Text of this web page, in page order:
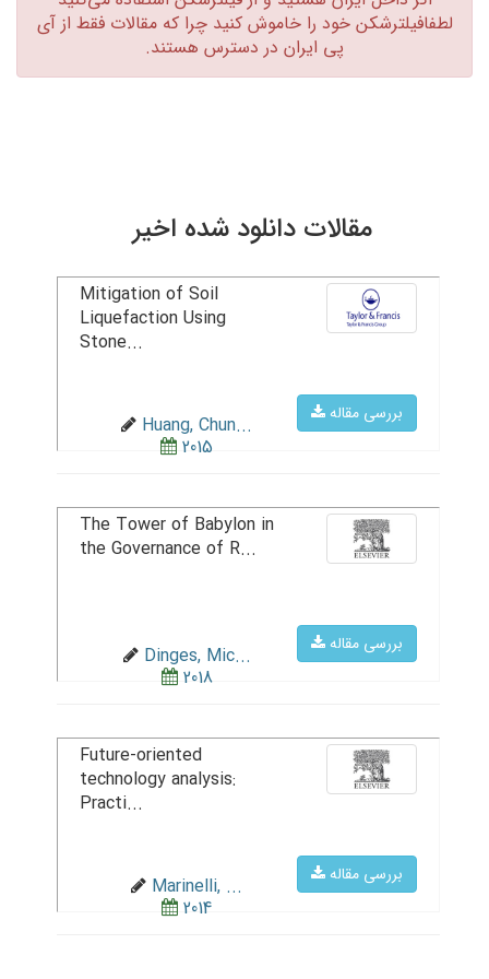
لطفافیلترشکن خود را خاموش کنید چرا که مقالات فقط از آی
پی ایران در دسترس هستند.‏
مقالات دانلود شده اخیر
بررسی مقاله
Mitigation of Soil
Liquefaction Using
Stone...
Huang, Chun...
2015
بررسی مقاله
The Tower of Babylon in
the Governance of R...
Dinges, Mic...
2018
بررسی مقاله
Future-oriented
technology analysis:
Practi...
Marinelli, ...
2014